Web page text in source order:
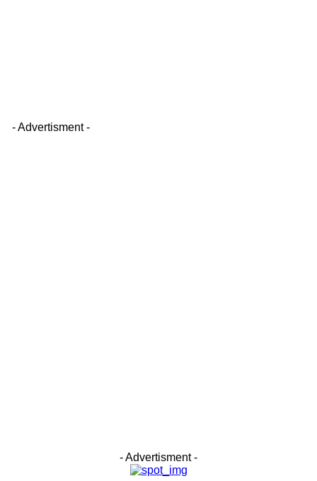
- Advertisment -
- Advertisment -